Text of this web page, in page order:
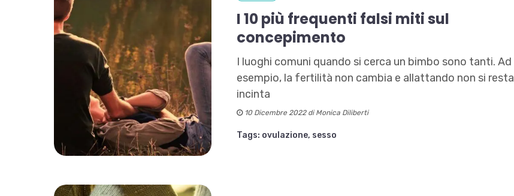
I 10 più frequenti falsi miti sul
concepimento
I luoghi comuni quando si cerca un bimbo sono tanti. Ad
esempio, la fertilità non cambia e allattando non si resta
incinta
10 Dicembre 2022 di Monica Diliberti
Tags: ovulazione, sesso